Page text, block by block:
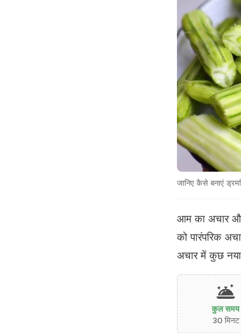
जानिए कैसे बनाएं
आम का अचार
को पारंपरिक
अचार में कुछ
कुल समय
30 मिनट